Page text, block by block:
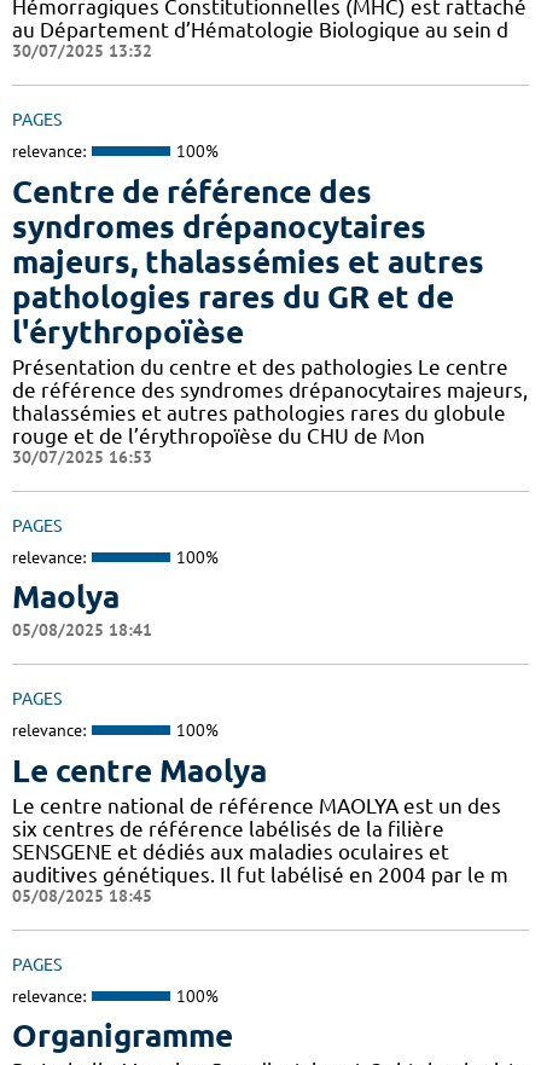
Hémorragiques Constitutionnelles (MHC) est rattaché
au Département d’Hématologie Biologique au sein d
30/07/2025 13:32
PAGES
relevance: 100%
Centre de référence des
syndromes drépanocytaires
majeurs, thalassémies et autres
pathologies rares du GR et de
l'érythropoïèse
Présentation du centre et des pathologies Le centre
de référence des syndromes drépanocytaires majeurs,
thalassémies et autres pathologies rares du globule
rouge et de l’érythropoïèse du CHU de Mon
30/07/2025 16:53
PAGES
relevance: 100%
Maolya
05/08/2025 18:41
PAGES
relevance: 100%
Le centre Maolya
Le centre national de référence MAOLYA est un des
six centres de référence labélisés de la filière
SENSGENE et dédiés aux maladies oculaires et
auditives génétiques. Il fut labélisé en 2004 par le m
05/08/2025 18:45
PAGES
relevance: 100%
Organigramme